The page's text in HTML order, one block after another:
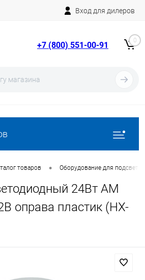
Вход для дилеров
+7 (800) 551-00-91 0
товаров • Оборудование для
24Вт AM
оправа пластик (HX-